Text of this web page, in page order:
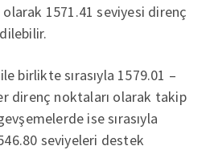
1571.41 seviyesi direnç
birlikte sırasıyla 1579.01 –
direnç noktaları olarak takip
ise sırasıyla
seviyeleri destek